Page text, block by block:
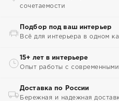
сочетаемости
Подбор под ваш интерьер
Всё для интерьера в одном
15+ лет в интерьере
Опыт работы с
Доставка по России
Бережная и надежная